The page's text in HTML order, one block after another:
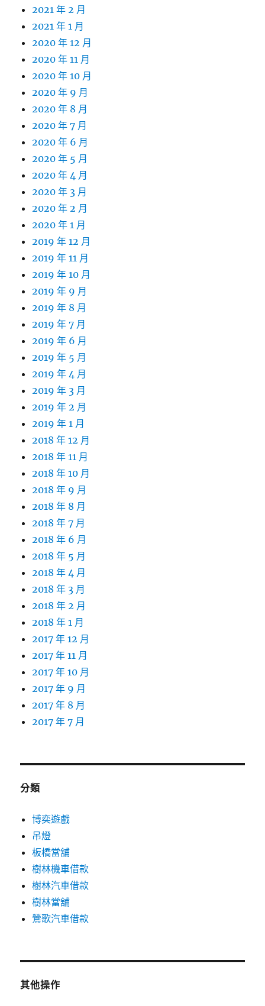
2021 年 2 月
2021 年 1 月
2020 年 12 月
2020 年 11 月
2020 年 10 月
2020 年 9 月
2020 年 8 月
2020 年 7 月
2020 年 6 月
2020 年 5 月
2020 年 4 月
2020 年 3 月
2020 年 2 月
2020 年 1 月
2019 年 12 月
2019 年 11 月
2019 年 10 月
2019 年 9 月
2019 年 8 月
2019 年 7 月
2019 年 6 月
2019 年 5 月
2019 年 4 月
2019 年 3 月
2019 年 2 月
2019 年 1 月
2018 年 12 月
2018 年 11 月
2018 年 10 月
2018 年 9 月
2018 年 8 月
2018 年 7 月
2018 年 6 月
2018 年 5 月
2018 年 4 月
2018 年 3 月
2018 年 2 月
2018 年 1 月
2017 年 12 月
2017 年 11 月
2017 年 10 月
2017 年 9 月
2017 年 8 月
2017 年 7 月
分類
博奕遊戲
吊燈
板橋當舖
樹林機車借款
樹林汽車借款
樹林當舖
鶯歌汽車借款
其他操作